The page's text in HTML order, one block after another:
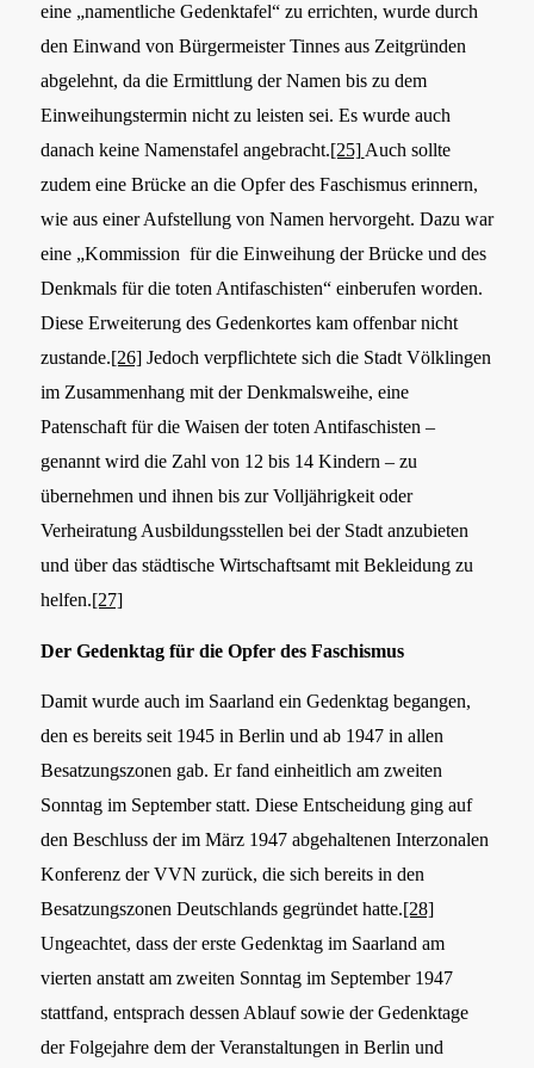
eine „namentliche Gedenktafel“ zu errichten, wurde durch
den Einwand von Bürgermeister Tinnes aus Zeitgründen
abgelehnt, da die Ermittlung der Namen bis zu dem
Einweihungstermin nicht zu leisten sei. Es wurde auch
danach keine Namenstafel angebracht.[25] Auch sollte
zudem eine Brücke an die Opfer des Faschismus erinnern,
wie aus einer Aufstellung von Namen hervorgeht. Dazu war
eine „Kommission für die Einweihung der Brücke und des
Denkmals für die toten Antifaschisten“ einberufen worden.
Diese Erweiterung des Gedenkortes kam offenbar nicht
zustande.[26]Jedoch verpflichtete sich die Stadt Völklingen
im Zusammenhang mit der Denkmalsweihe, eine
Patenschaft für die Waisen der toten Antifaschisten –
genannt wird die Zahl von 12 bis 14 Kindern – zu
übernehmen und ihnen bis zur Volljährigkeit oder
Verheiratung Ausbildungsstellen bei der Stadt anzubieten
und über das städtische Wirtschaftsamt mit Bekleidung zu
helfen.[27]
Der Gedenktag für die Opfer des Faschismus
Damit wurde auch im Saarland ein Gedenktag begangen,
den es bereits seit 1945 in Berlin und ab 1947 in allen
Besatzungszonen gab. Er fand einheitlich am zweiten
Sonntag im September statt. Diese Entscheidung ging auf
den Beschluss der im März 1947 abgehaltenen Interzonalen
Konferenz der VVN zurück, die sich bereits in den
Besatzungszonen Deutschlands gegründet hatte.[28]
Ungeachtet, dass der erste Gedenktag im Saarland am
vierten anstatt am zweiten Sonntag im September 1947
stattfand, entsprach dessen Ablauf sowie der Gedenktage
der Folgejahre dem der Veranstaltungen in Berlin und